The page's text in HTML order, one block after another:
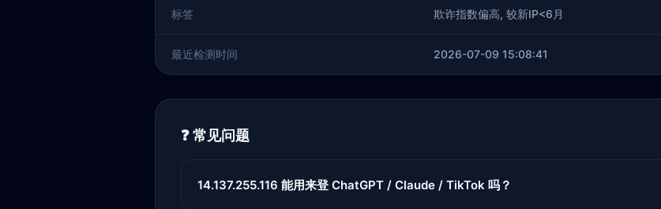
标签 欺诈指数偏高, 较新IP<6月
最近检测时间 2026-07-09 15:08:41
❓ 常见问题
14.137.255.116 能用来登 ChatGPT / Claude / TikTok 吗？